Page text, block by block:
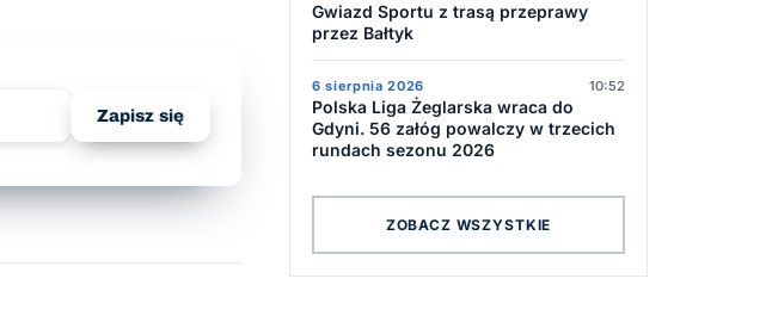
Zapisz się
Gwiazd Sportu z trasą przeprawy
przez Bałtyk
6 sierpnia 2026 10:52
Polska Liga Żeglarska wraca do
Gdyni. 56 załóg powalczy w trzecich
rundach sezonu 2026
ZOBACZ WSZYSTKIE